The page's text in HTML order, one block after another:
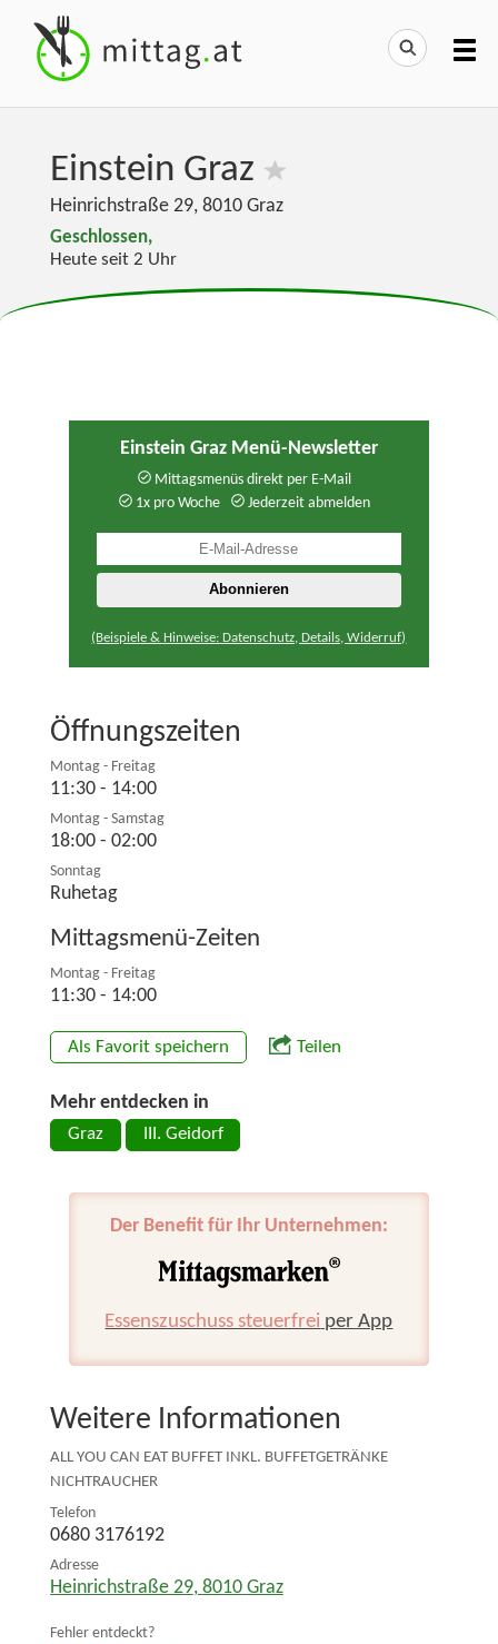
Einstein Graz
Heinrichstraße 29, 8010 Graz
Geschlossen,
Heute seit 2 Uhr
Einstein Graz Menü-Newsletter
Mittagsmenüs direkt per E-Mail
1x pro Woche
Jederzeit abmelden
(Beispiele & Hinweise: Datenschutz, Details, Widerruf)
Öffnungszeiten
Montag - Freitag
11:30 - 14:00
Montag - Samstag
18:00 - 02:00
Sonntag
Ruhetag
Mittagsmenü-Zeiten
Montag - Freitag
11:30 - 14:00
Als Favorit speichern Teilen
Mehr entdecken in
Graz III. Geidorf
Der Benefit für Ihr Unternehmen:
Essenszuschuss steuerfrei per App
Weitere Informationen
ALL YOU CAN EAT BUFFET INKL. BUFFETGETRÄNKE
NICHTRAUCHER
Telefon
0680 3176192
Adresse
Heinrichstraße 29, 8010 Graz
Fehler entdeckt?